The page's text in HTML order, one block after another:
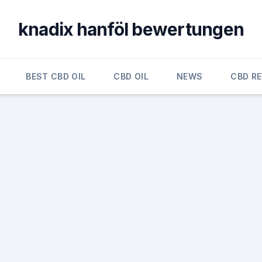
knadix hanföl bewertungen
BEST CBD OIL CBD OIL NEWS CBD